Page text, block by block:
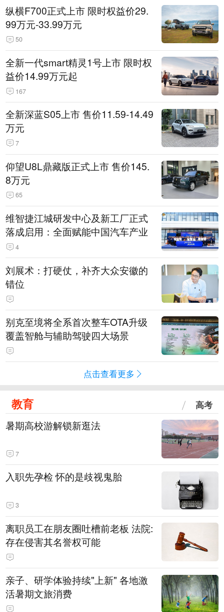
纵横F700正式上市 限时权益价29.
99万元-33.99万元
50
全新一代smart精灵1号上市 限时权
益价14.99万元起
167
全新深蓝S05上市 售价11.59-14.49
万元
7
仰望U8L鼎藏版正式上市 售价145.
8万元
65
维智捷江城研发中心及新工厂正式
落成启用：全面赋能中国汽车产业
4
刘展术：打硬仗，补齐大众安徽的
错位
别克至境将全系首次整车OTA升级
覆盖智舱与辅助驾驶四大场景
点击查看更多
教育 高考
暑期高校游解锁新逛法
7
入职先孕检 怀的是歧视鬼胎
3
离职员工在朋友圈吐槽前老板 法院:
存在侵害其名誉权可能
亲子、研学体验持续"上新" 各地激
活暑期文旅消费